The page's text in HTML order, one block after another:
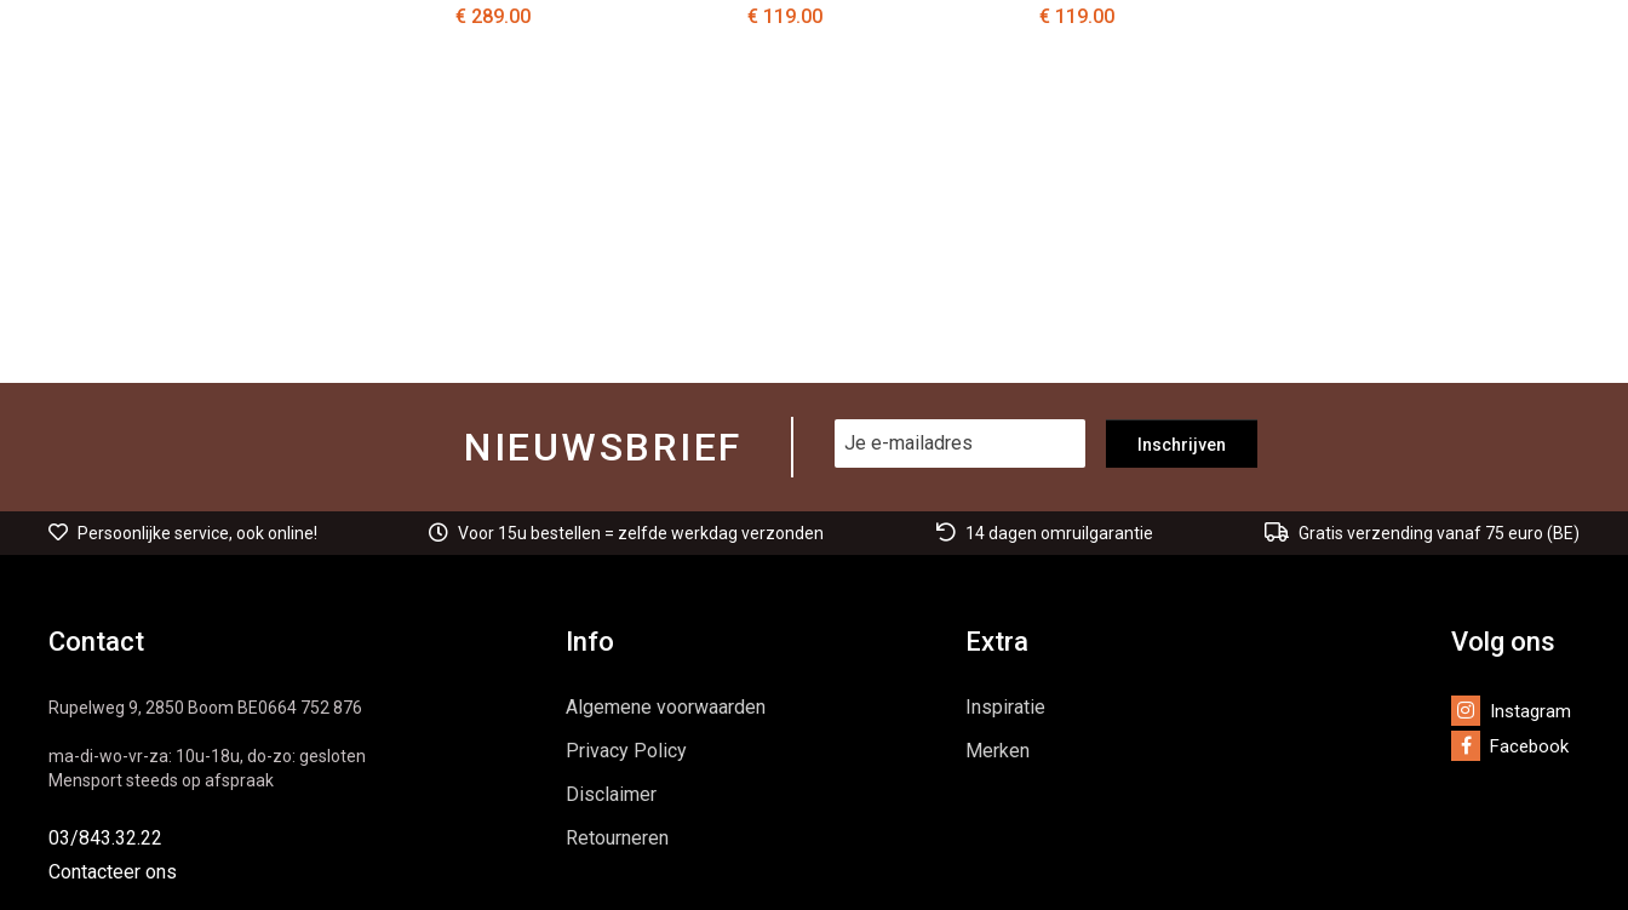
€ 289.00
€ 119.00
€ 119.00
NIEUWSBRIEF Inschrijven
Persoonlijke service, ook online! Voor 15u bestellen = zelfde werkdag verzonden 14 dagen omruilgarantie Gratis verzending vanaf 75 euro (BE)
Contact
Rupelweg 9, 2850 Boom BE0664 752 876
ma-di-wo-vr-za: 10u-18u, do-zo: gesloten
Mensport steeds op afspraak
03/843.32.22
Contacteer ons
Info
Algemene voorwaarden
Privacy Policy
Disclaimer
Retourneren
Extra
Inspiratie
Merken
Volg ons
Instagram
Facebook